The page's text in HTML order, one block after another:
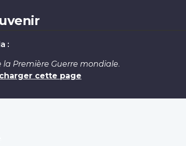
:
la Première Guerre mondiale.
cette page